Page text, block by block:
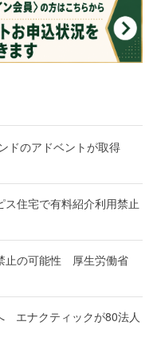
ドのアドベントが取得
住宅で有料紹介利用禁止
止の可能性 厚生労働省
エナクティックが80法人